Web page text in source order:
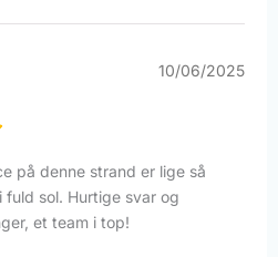
10/06/2025
på denne strand er lige så
fuld sol. Hurtige svar og
et team i top!